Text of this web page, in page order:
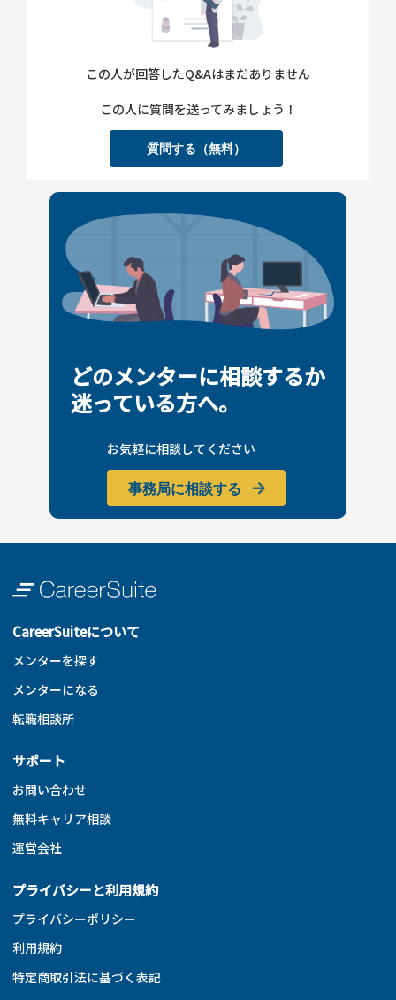
この人が回答したQ&Aはまだありません
この人に質問を送ってみましょう！
質問する（無料）
どのメンターに相談するか
迷っている方へ。
お気軽に相談してください
事務局に相談する
CareerSuiteについて
メンターを探す
メンターになる
転職相談所
サポート
お問い合わせ
無料キャリア相談
運営会社
プライバシーと利用規約
プライバシーポリシー
利用規約
特定商取引法に基づく表記